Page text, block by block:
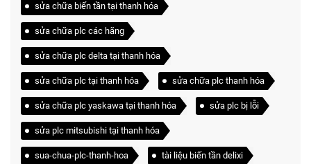
sửa chữa biến tần tại thanh hóa
sửa chữa plc các hãng
sửa chữa plc delta tại thanh hóa
sửa chữa plc tại thanh hóa sửa chữa plc thanh hóa
sửa chữa plc yaskawa tại thanh hóa sửa plc bị lỗi
sửa plc mitsubishi tại thanh hóa
sua-chua-plc-thanh-hoa tài liệu biến tần delixi